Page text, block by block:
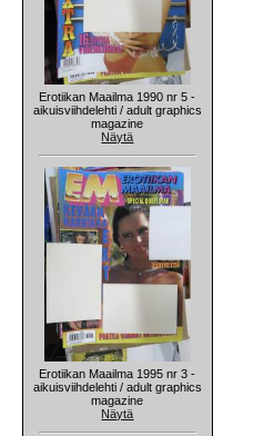
Erotiikan Maailma 1990 nr 5 -
aikuisviihdelehti / adult graphics
magazine
Näytä
Erotiikan Maailma 1995 nr 3 -
aikuisviihdelehti / adult graphics
magazine
Näytä